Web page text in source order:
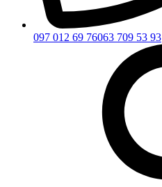
097 012 69 76063 709 53 93